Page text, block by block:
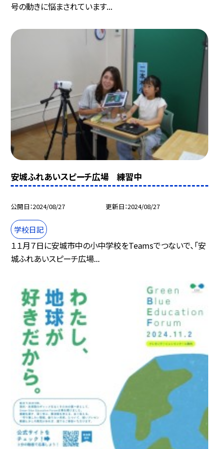
号の動きに悩まされています...
安城ふれあいスピーチ広場 練習中
公開日 2024/08/27 更新日 2024/08/27
学校日記
１１月７日に安城市中の小中学校をTeamsでつないで、「安
城ふれあいスピーチ広場...